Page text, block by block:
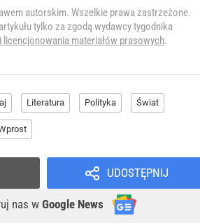
autorskim. Wszelkie prawa zastrzeżone.
tylko za zgodą wydawcy tygodnika
licencjonowania materiałów prasowych.
Literatura Polityka Świat
UDOSTĘPNIJ
nas w Google News